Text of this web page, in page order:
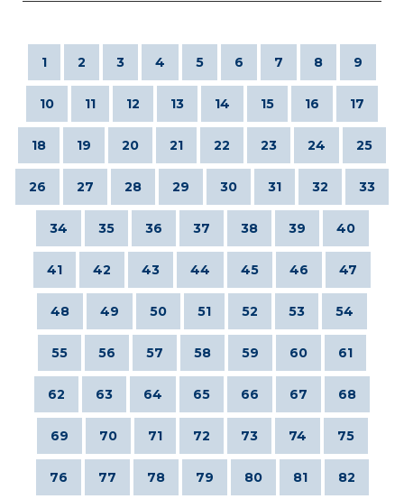
1 2 3 4 5 6 7 8 9
10 11 12 13 14 15 16 17
18 19 20 21 22 23 24 25
26 27 28 29 30 31 32 33
34 35 36 37 38 39 40
41 42 43 44 45 46 47
48 49 50 51 52 53 54
55 56 57 58 59 60 61
62 63 64 65 66 67 68
69 70 71 72 73 74 75
76 77 78 79 80 81 82